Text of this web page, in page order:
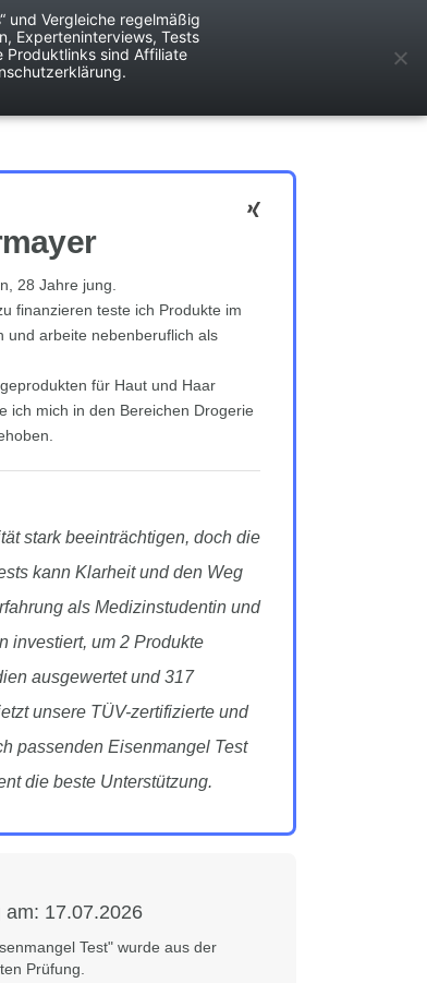
28 Jahre jung.
finanzieren teste ich Produkte im
und arbeite nebenberuflich als
für Haut und Haar
ich mich in den Bereichen Drogerie
stark beeinträchtigen, doch die
kann Klarheit und den Weg
als Medizinstudentin und
investiert, um 2 Produkte
ausgewertet und 317
unsere TÜV-zertifizierte und
passenden Eisenmangel Test
die beste Unterstützung.
am: 17.07.2026
Test" wurde aus der
Prüfung.
und Vergleiche regelmäßig
Experteninterviews, Tests
Produktlinks sind Affiliate